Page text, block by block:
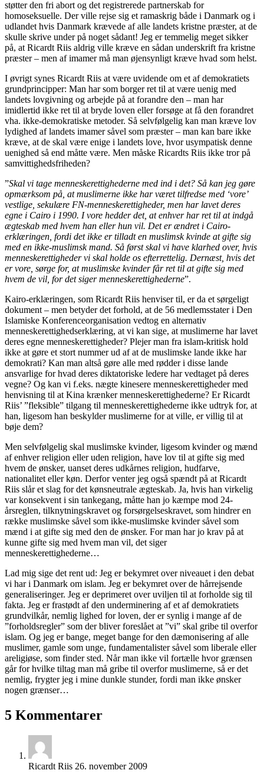
støtter den fri abort og det registrerede partnerskab for
homoseksuelle. Der ville rejse sig et ramaskrig både i Danmark og i
udlandet hvis Danmark krævede af alle landets kristne præster, at de
skulle skrive under på noget sådant! Jeg er temmelig meget sikker
på, at Ricardt Riis aldrig ville kræve en sådan underskrift fra kristne
præster – men af imamer må man øjensynligt kræve hvad som helst.
I øvrigt synes Ricardt Riis at være uvidende om et af demokratiets
grundprincipper: Man har som borger ret til at være uenig med
landets lovgivning og arbejde på at forandre den – man har
imidlertid ikke ret til at bryde loven eller forsøge at få den forandret
vha. ikke-demokratiske metoder. Så selvfølgelig kan man kræve lov
lydighed af landets imamer såvel som præster – man kan bare ikke
kræve, at de skal være enige i landets love, hvor usympatisk denne
uenighed så end måtte være. Men måske Ricardts Riis ikke tror på
samvittighedsfriheden?
”Skal vi tage menneskerettighederne med ind i det? Så kan jeg gøre
opmærksom på, at muslimerne ikke har været tilfredse med ‘vore’
vestlige, sekulære FN-menneskerettigheder, men har lavet deres
egne i Cairo i 1990. I vore hedder det, at enhver har ret til at indgå
ægteskab med hvem han eller hun vil. Det er ændret i Cairo-
erklæringen, fordi det ikke er tilladt en muslimsk kvinde at gifte sig
med en ikke-muslimsk mand. Så først skal vi have klarhed over, hvis
menneskerettigheder vi skal holde os efterrettelig. Dernæst, hvis det
er vore, sørge for, at muslimske kvinder får ret til at gifte sig med
hvem de vil, for det siger menneskerettighederne”.
Kairo-erklæringen, som Ricardt Riis henviser til, er da et sørgeligt
dokument – men betyder det forhold, at de 56 medlemsstater i Den
Islamiske Konferenceorganisation vedtog en alternativ
menneskerettighedserklæring, at vi kan sige, at muslimerne har lavet
deres egne menneskerettigheder? Plejer man fra islam-kritisk hold
ikke at gøre et stort nummer ud af at de muslimske lande ikke har
demokrati? Kan man altså gøre alle med rødder i disse lande
ansvarlige for hvad deres diktatoriske ledere har vedtaget på deres
vegne? Og kan vi f.eks. nægte kinesere menneskerettigheder med
henvisning til at Kina krænker menneskerettighederne? Er Ricardt
Riis’ ”fleksible” tilgang til menneskerettighederne ikke udtryk for, at
han, ligesom han beskylder muslimerne for at ville, er villig til at
bøje dem?
Men selvfølgelig skal muslimske kvinder, ligesom kvinder og mænd
af enhver religion eller uden religion, have lov til at gifte sig med
hvem de ønsker, uanset deres udkårnes religion, hudfarve,
nationalitet eller køn. Derfor venter jeg også spændt på at Ricardt
Riis slår et slag for det kønsneutrale ægteskab. Ja, hvis han virkelig
var konsekvent i sin tankegang, måtte han jo kæmpe mod 24-
årsreglen, tilknytningskravet og forsørgelseskravet, som hindrer en
række muslimske såvel som ikke-muslimske kvinder såvel som
mænd i at gifte sig med den de ønsker. For man har jo krav på at
kunne gifte sig med hvem man vil, det siger
menneskerettighederne…
Lad mig sige det rent ud: Jeg er bekymret over niveauet i den debat
vi har i Danmark om islam. Jeg er bekymret over de hårrejsende
generaliseringer. Jeg er deprimeret over uviljen til at forholde sig til
fakta. Jeg er frastødt af den underminering af et af demokratiets
grundvilkår, nemlig lighed for loven, der er synlig i mange af de
”forholdsregler” som der bliver foreslået at ”vi” skal gribe til overfor
islam. Og jeg er bange, meget bange for den dæmonisering af alle
muslimer, gamle som unge, fundamentalister såvel som liberale eller
areligiøse, som finder sted. Når man ikke vil fortælle hvor grænsen
går for hvilke tiltag man må gribe til overfor muslimerne, så er det
nemlig, frygter jeg i mine dunkle stunder, fordi man ikke ønsker
nogen grænser…
5 Kommentarer
Ricardt Riis 26. november 2009